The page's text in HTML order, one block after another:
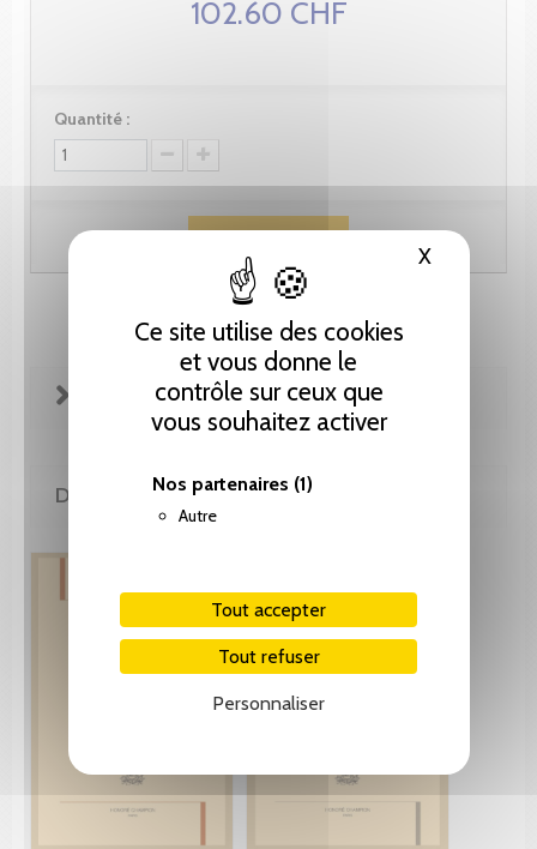
Ce site utilise des cookies
et vous donne le
contrôle sur ceux que
vous souhaitez activer
Nos partenaires (1)
Autre
Tout accepter
Tout refuser
Personnaliser
XMasquer
102.60 CHF
Quantité :
FICHE TECHNIQUE
DE LA MÊME COLLECTION